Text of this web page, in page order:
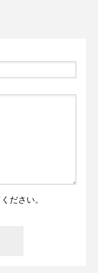
ださい。